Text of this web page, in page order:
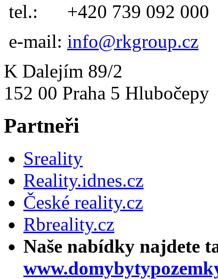
tel.: +420 739 092 000
e-mail: info@rkgroup.cz
K Dalejím 89/2
152 00 Praha 5 Hlubočepy
Partneři
Sreality
Reality.idnes.cz
České reality.cz
Rbreality.cz
Naše nabídky najdete